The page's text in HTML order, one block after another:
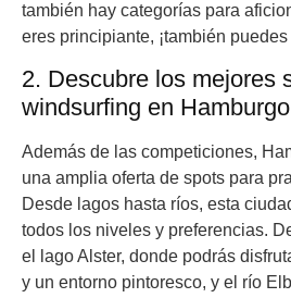
también hay categorías para
eres principiante, ¡también
2. Descubre los mejores
windsurfing en Hamburgo
Además de las competiciones,
una amplia oferta de spots para
Desde lagos hasta ríos, esta
todos los niveles y preferencias.
el lago Alster, donde podrás
y un entorno pintoresco, y el río